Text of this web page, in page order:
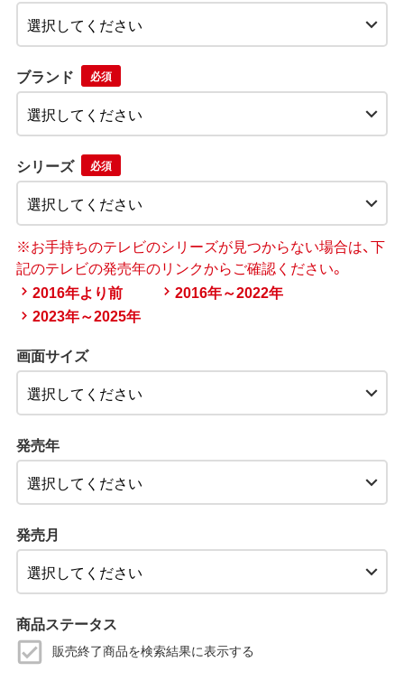
ブランド 必須
シリーズ 必須
※お手持ちのテレビのシリーズが見つからない場合は、下
記のテレビの発売年のリンクからご確認ください。
2016年より前
2016年～2022年
2023年～2025年
画面サイズ
発売年
発売月
商品ステータス
販売終了商品を検索結果に表示する